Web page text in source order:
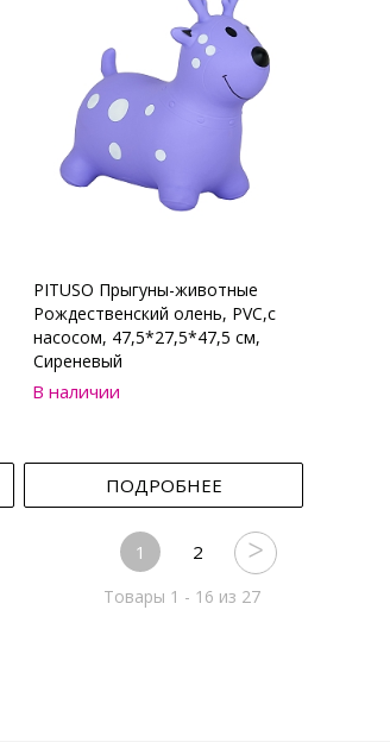
PITUSO Прыгуны-животные
Рождественский олень, PVC,с
насосом, 47,5*27,5*47,5 см,
Сиреневый
В наличии
ПОДРОБНЕЕ
1 2
Товары 1 - 16 из 27